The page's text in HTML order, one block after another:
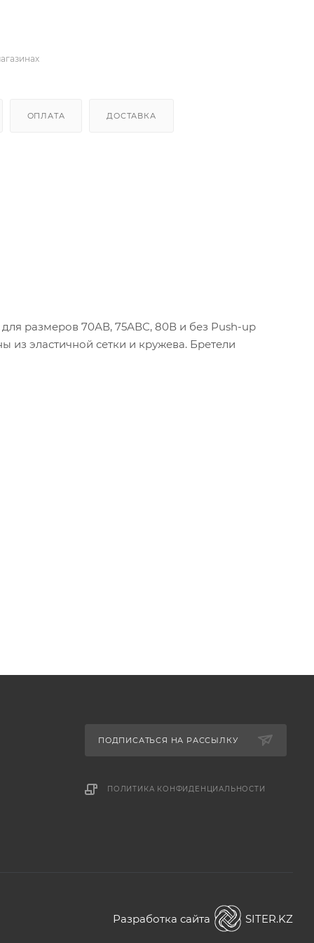
ОПЛАТА ДОСТАВКА
размеров 70АВ, 75АВС, 80В и без Push-up
из эластичной сетки и кружева. Бретели
ПОДПИСАТЬСЯ НА РАССЫЛКУ
ПОЛИТИКА КОНФИДЕНЦИАЛЬНОСТИ
Разработка сайта SITER.KZ